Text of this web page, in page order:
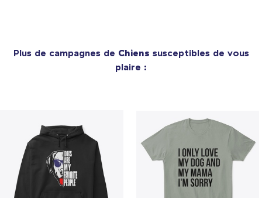
Plus de campagnes de Chiens susceptibles de vous
plaire :